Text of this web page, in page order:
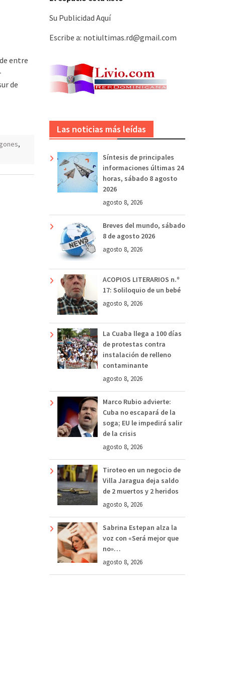
entre
de
,
Su Publicidad Aquí
Escribe a: notiultimas.rd@gmail.com
Las noticias más leídas
Síntesis de principales
informaciones últimas 24
horas, sábado 8 agosto
2026
agosto 8, 2026
Breves del mundo, sábado
8 de agosto 2026
agosto 8, 2026
ACOPIOS LITERARIOS n.º
17: Soliloquio de un bebé
agosto 8, 2026
La Cuaba llega a 100 días
de protestas contra
instalación de relleno
contaminante
agosto 8, 2026
Marco Rubio advierte:
Cuba no escapará de la
soga; EU le impedirá salir
de la crisis
agosto 8, 2026
Tiroteo en un negocio de
Villa Jaragua deja saldo
de 2 muertos y 2 heridos
agosto 8, 2026
Sabrina Estepan alza la
voz con «Será mejor que
no»…
agosto 8, 2026